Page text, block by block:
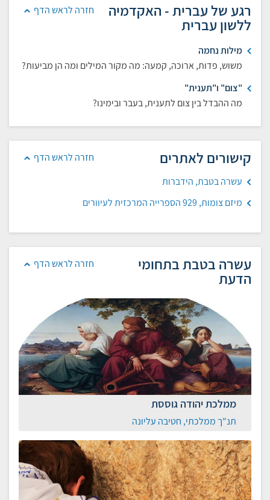
חזרה לראש הדף רגע של עברית - האקדמיה
ללשון עברית
מילות נחמה
משוש, פדות, ארוכה, קמעה: מה מקור המילים ומה הן מביעות?
"צום" ו"תענית"
מה ההבדל בין צום לתענית, בעבר ובימינו?
חזרה לראש הדף קישורים לאתרים
עשרה בטבת, הידברות
מיזם צומות, 929 הספרייה המרכזית לעיוורים
חזרה לראש הדף עשרה בטבת בתחומי
הדעת
ממלכת יהודה גוססת
תנ"ך ממלכתי, חטיבה עליונה